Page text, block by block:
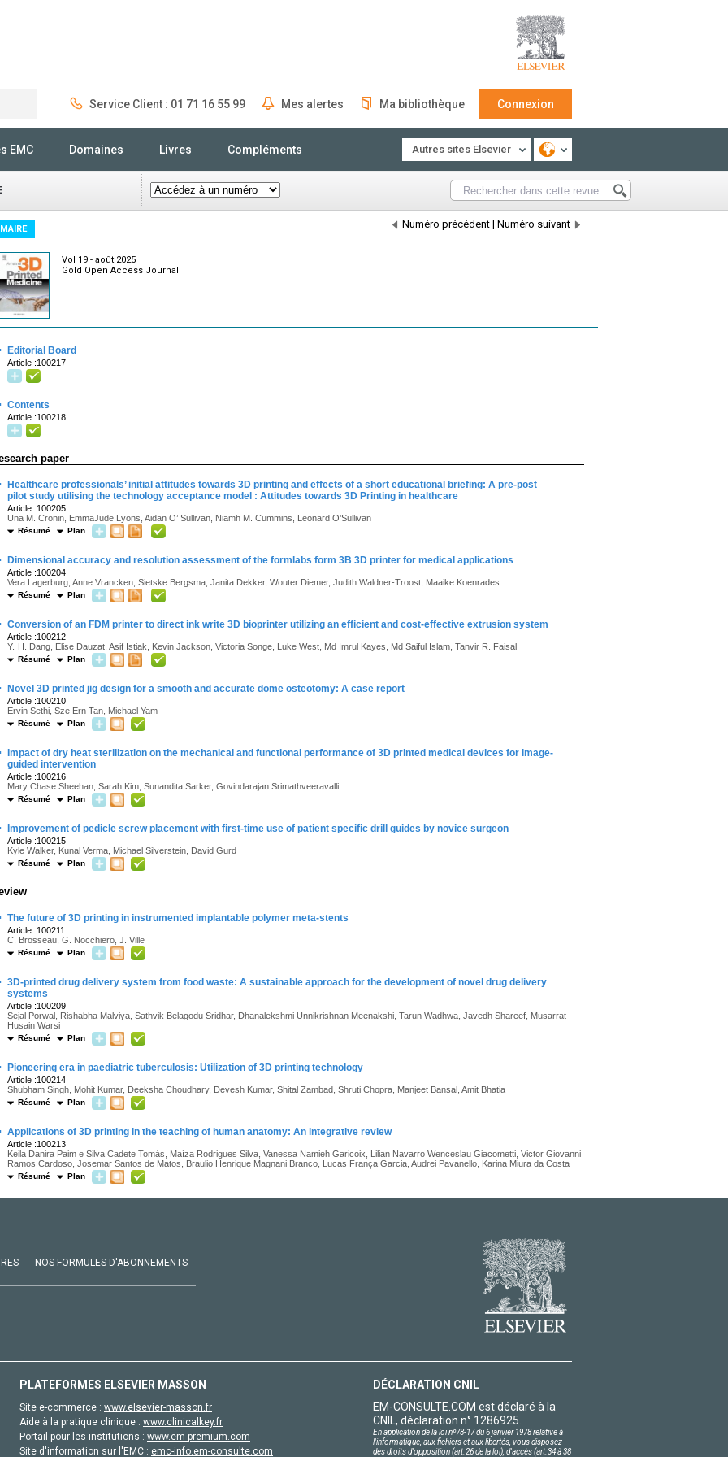
Service Client : 01 71 16 55 99 Mes alertes Ma bibliothèque Connexion
EMC Domaines Livres Compléments Autres sites Elsevier
Numéro précédent | Numéro suivant
Vol 19 - août 2025
Gold Open Access Journal
Editorial Board
Article :100217
Contents
Article :100218
paper
Healthcare professionals’ initial attitudes towards 3D printing and effects of a short educational briefing: A pre-post
pilot study utilising the technology acceptance model : Attitudes towards 3D Printing in healthcare
Article :100205
Una M. Cronin, EmmaJude Lyons, Aidan O’ Sullivan, Niamh M. Cummins, Leonard O’Sullivan
Résumé Plan
Dimensional accuracy and resolution assessment of the formlabs form 3B 3D printer for medical applications
Article :100204
Vera Lagerburg, Anne Vrancken, Sietske Bergsma, Janita Dekker, Wouter Diemer, Judith Waldner-Troost, Maaike Koenrades
Résumé Plan
Conversion of an FDM printer to direct ink write 3D bioprinter utilizing an efficient and cost-effective extrusion system
Article :100212
Y. H. Dang, Elise Dauzat, Asif Istiak, Kevin Jackson, Victoria Songe, Luke West, Md Imrul Kayes, Md Saiful Islam, Tanvir R. Faisal
Résumé Plan
Novel 3D printed jig design for a smooth and accurate dome osteotomy: A case report
Article :100210
Ervin Sethi, Sze Ern Tan, Michael Yam
Résumé Plan
Impact of dry heat sterilization on the mechanical and functional performance of 3D printed medical devices for image-
guided intervention
Article :100216
Mary Chase Sheehan, Sarah Kim, Sunandita Sarker, Govindarajan Srimathveeravalli
Résumé Plan
Improvement of pedicle screw placement with first-time use of patient specific drill guides by novice surgeon
Article :100215
Kyle Walker, Kunal Verma, Michael Silverstein, David Gurd
Résumé Plan
The future of 3D printing in instrumented implantable polymer meta-stents
Article :100211
C. Brosseau, G. Nocchiero, J. Ville
Résumé Plan
3D-printed drug delivery system from food waste: A sustainable approach for the development of novel drug delivery
systems
Article :100209
Sejal Porwal, Rishabha Malviya, Sathvik Belagodu Sridhar, Dhanalekshmi Unnikrishnan Meenakshi, Tarun Wadhwa, Javedh Shareef, Musarrat
Husain Warsi
Résumé Plan
Pioneering era in paediatric tuberculosis: Utilization of 3D printing technology
Article :100214
Shubham Singh, Mohit Kumar, Deeksha Choudhary, Devesh Kumar, Shital Zambad, Shruti Chopra, Manjeet Bansal, Amit Bhatia
Résumé Plan
Applications of 3D printing in the teaching of human anatomy: An integrative review
Article :100213
Keila Danira Paim e Silva Cadete Tomás, Maíza Rodrigues Silva, Vanessa Namieh Garicoix, Lilian Navarro Wenceslau Giacometti, Victor Giovanni
Ramos Cardoso, Josemar Santos de Matos, Braulio Henrique Magnani Branco, Lucas França Garcia, Audrei Pavanello, Karina Miura da Costa
Résumé Plan
NOS FORMULES D'ABONNEMENTS
PLATEFORMES ELSEVIER MASSON
Site e-commerce : www.elsevier-masson.fr
Aide à la pratique clinique : www.clinicalkey.fr
Portail pour les institutions : www.em-premium.com
Site d'information sur l'EMC : emc-info.em-consulte.com
DÉCLARATION CNIL
EM-CONSULTE.COM est déclaré à la
CNIL, déclaration n° 1286925.
En application de la loi nº78-17 du 6 janvier 1978 relative à
l'informatique, aux fichiers et aux libertés, vous disposez
des droits d'opposition (art.26 de la loi), d'accès (art.34 à 38